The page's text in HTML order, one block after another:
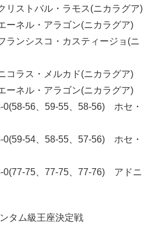
ストバル・ラモス(ニカラグア)
ネル・アラゴン(ニカラグア)
ンシスコ・カスティージョ(ニ
ラス・メルカド(ニカラグア)
ネル・アラゴン(ニカラグア)
56、59-55、58-56) ホセ・
54、58-55、57-56) ホセ・
75、77-75、77-76) アドニ
タム級王座決定戦